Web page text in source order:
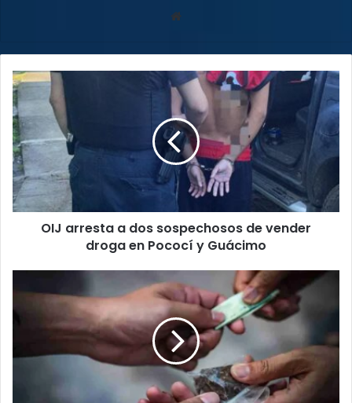
OIJ
arresta
a
dos
sospechosos
de
vender
droga
en
PococíOIJ arresta a dos sospechosos de vender
droga en Pococí y Guácimo
a
12
personas
grupo